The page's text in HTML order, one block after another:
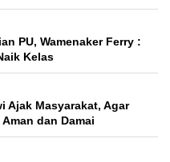
PU, Wamenaker Ferry :
Kelas
Ajak Masyarakat, Agar
dan Damai